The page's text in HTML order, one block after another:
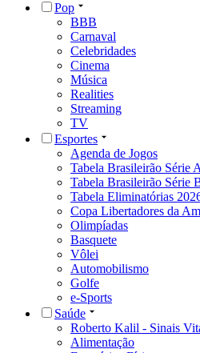
Pop
BBB
Carnaval
Celebridades
Cinema
Música
Realities
Streaming
TV
Esportes
Agenda de Jogos
Tabela Brasileirão Série A
Tabela Brasileirão Série
Tabela Eliminatórias
Copa Libertadores da
Olimpíadas
Basquete
Vôlei
Automobilismo
Golfe
e-Sports
Saúde
Roberto Kalil - Sinais
Alimentação